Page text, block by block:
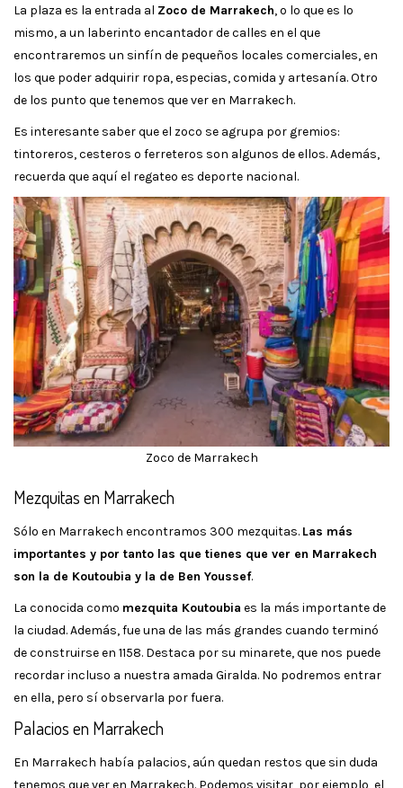
La plaza es la entrada al Zoco de Marrakech, o lo que es lo
mismo, a un laberinto encantador de calles en el que
encontraremos un sinfín de pequeños locales comerciales, en
los que poder adquirir ropa, especias, comida y artesanía. Otro
de los punto que tenemos que ver en Marrakech.
Es interesante saber que el zoco se agrupa por gremios:
tintoreros, cesteros o ferreteros son algunos de ellos. Además,
recuerda que aquí el regateo es deporte nacional.
Zoco de Marrakech
Mezquitas en Marrakech
Sólo en Marrakech encontramos 300 mezquitas. Las más
importantes y por tanto las que tienes que ver en Marrakech
son la de Koutoubia y la de Ben Youssef.
La conocida como mezquita Koutoubia es la más importante de
la ciudad. Además, fue una de las más grandes cuando terminó
de construirse en 1158. Destaca por su minarete, que nos puede
recordar incluso a nuestra amada Giralda. No podremos entrar
en ella, pero sí observarla por fuera.
Palacios en Marrakech
En Marrakech había palacios, aún quedan restos que sin duda